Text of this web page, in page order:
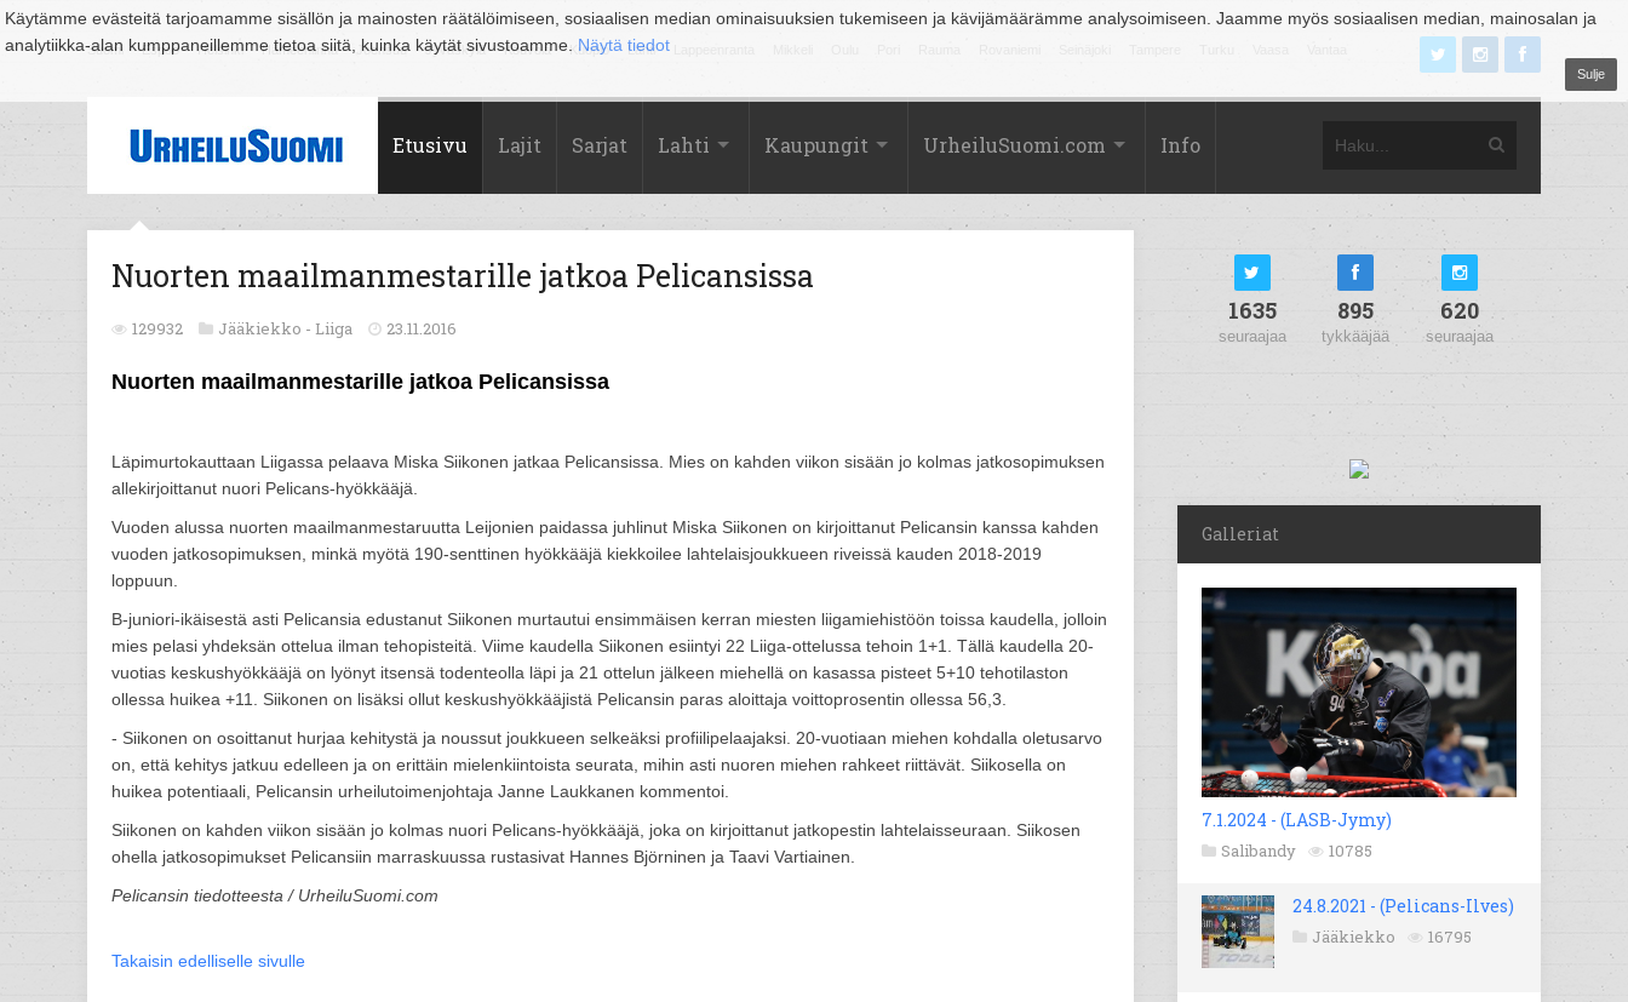
Käytämme evästeitä tarjoamamme sisällön ja mainosten räätälöimiseen, sosiaalisen median ominaisuuksien tukemiseen ja kävijämäärämme analysoimiseen. Jaamme myös sosiaalisen median, mainosalan ja
analytiikka-alan kumppaneillemme tietoa siitä, kuinka käytät sivustoamme. Näytä tiedot
Sulje
Suomi Espoo Helsinki Hämeenlinna Joensuu Jyväskylä Kouvola Kuopio Lahti
Etusivu Lajit Sarjat Lahti Kaupungit UrheiluSuomi.com Info
Nuorten maailmanmestarille jatkoa Pelicansissa
129932 Jääkiekko - Liiga 23.11.2016
Nuorten maailmanmestarille jatkoa Pelicansissa
Läpimurtokauttaan Liigassa pelaava Miska Siikonen jatkaa Pelicansissa. Mies on kahden viikon sisään jo kolmas jatkosopimuksen
allekirjoittanut nuori Pelicans-hyökkääjä.
Vuoden alussa nuorten maailmanmestaruutta Leijonien paidassa juhlinut Miska Siikonen on kirjoittanut Pelicansin kanssa kahden
vuoden jatkosopimuksen, minkä myötä 190-senttinen hyökkääjä kiekkoilee lahtelaisjoukkueen riveissä kauden 2018-2019
loppuun.
B-juniori-ikäisestä asti Pelicansia edustanut Siikonen murtautui ensimmäisen kerran miesten liigamiehistöön toissa kaudella, jolloin
mies pelasi yhdeksän ottelua ilman tehopisteitä. Viime kaudella Siikonen esiintyi 22 Liiga-ottelussa tehoin 1+1. Tällä kaudella 20-
vuotias keskushyökkääjä on lyönyt itsensä todenteolla läpi ja 21 ottelun jälkeen miehellä on kasassa pisteet 5+10 tehotilaston
ollessa huikea +11. Siikonen on lisäksi ollut keskushyökkääjistä Pelicansin paras aloittaja voittoprosentin ollessa 56,3.
- Siikonen on osoittanut hurjaa kehitystä ja noussut joukkueen selkeäksi profiilipelaajaksi. 20-vuotiaan miehen kohdalla oletusarvo
on, että kehitys jatkuu edelleen ja on erittäin mielenkiintoista seurata, mihin asti nuoren miehen rahkeet riittävät. Siikosella on
huikea potentiaali, Pelicansin urheilutoimenjohtaja Janne Laukkanen kommentoi.
Siikonen on kahden viikon sisään jo kolmas nuori Pelicans-hyökkääjä, joka on kirjoittanut jatkopestin lahtelaisseuraan. Siikosen
ohella jatkosopimukset Pelicansiin marraskuussa rustasivat Hannes Björninen ja Taavi Vartiainen.
Pelicansin tiedotteesta / UrheiluSuomi.com
Takaisin edelliselle sivulle
1635
seuraajaa
895
tykkääjää
620
seuraajaa
Galleriat
7.1.2024 - (LASB-Jymy)
Salibandy 10785
24.8.2021 - (Pelicans-Ilves)
Jääkiekko 16795